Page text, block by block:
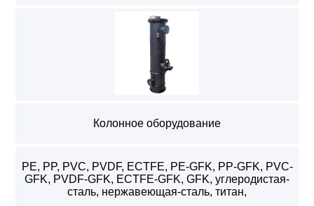
Колонное оборудование
PE, PP, PVC, PVDF, ECTFE, PE-GFK, PP-GFK, PVC-
GFK, PVDF-GFK, ECTFE-GFK, GFK, углеродистая-
сталь, нержавеющая-сталь, титан,